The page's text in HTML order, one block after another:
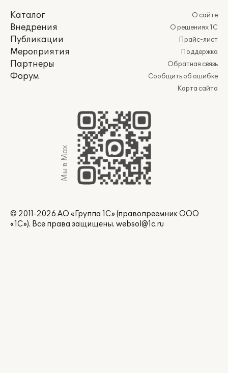
Каталог
Внедрения
Публикации
Мероприятия
Партнеры
Форум
О сайте
О решениях 1С
Прайс-лист
Поддержка
Обратная связь
Сообщить об ошибке
Карта сайта
Мы в Max
© 2011-2026 АО «Группа 1С» (правопреемник ООО
«1С»). Все права защищены. websol@1c.ru